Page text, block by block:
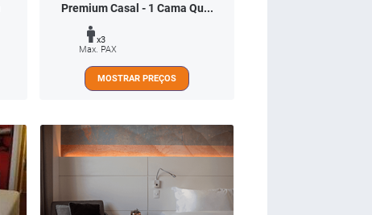
Premium Casal - 1 Cama Qu...
x3
Max. PAX
MOSTRAR PREÇOS